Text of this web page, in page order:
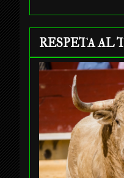
RESPETA AL